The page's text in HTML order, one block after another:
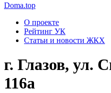
Doma.top
О проекте
Рейтинг УК
Статьи и новости ЖКХ
г. Глазов, ул.
116а